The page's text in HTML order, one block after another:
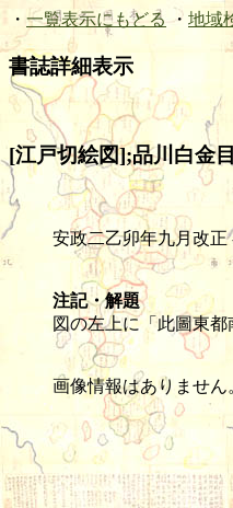
・ 一覧表示にもどる ・ 地域
書誌詳細表示
[江戸切絵図];品川白金
安政二乙卯年九月改正
注記・解題
図の左上に「此圖東
画像情報はありません